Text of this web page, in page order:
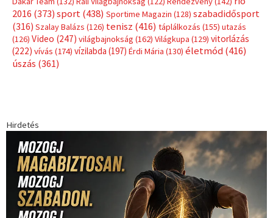
2016 (373) sport(438) Sportime Magazin (128) szabadidősport
(316) Szalay Balázs (126) tenisz (416) táplálkozás (155) utazás
(126) Video (247) világbajnokság (162) Világkupa (129) vitorlázás
(222) vívás (174) vízilabda (197) Érdi Mária (130) életmód(416)
úszás (361)
Hirdetés